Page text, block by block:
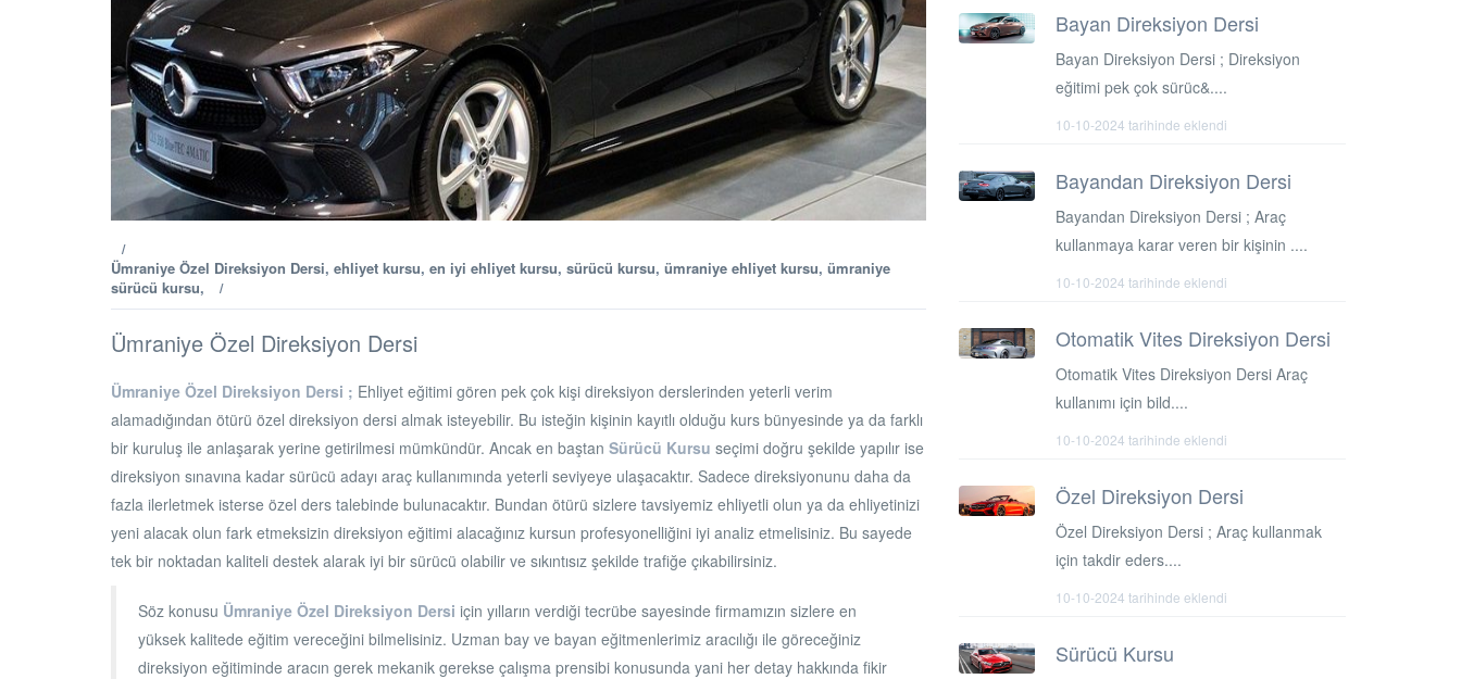
/
Ümraniye Özel Direksiyon Dersi, ehliyet kursu, en iyi ehliyet kursu, sürücü kursu, ümraniye ehliyet kursu, ümraniye
sürücü kursu, /
Ümraniye Özel Direksiyon Dersi
Ümraniye Özel Direksiyon Dersi ; Ehliyet eğitimi gören pek çok kişi direksiyon derslerinden yeterli verim
alamadığından ötürü özel direksiyon dersi almak isteyebilir. Bu isteğin kişinin kayıtlı olduğu kurs bünyesinde ya da farklı
bir kuruluş ile anlaşarak yerine getirilmesi mümkündür. Ancak en baştan Sürücü Kursu seçimi doğru şekilde yapılır ise
direksiyon sınavına kadar sürücü adayı araç kullanımında yeterli seviyeye ulaşacaktır. Sadece direksiyonunu daha da
fazla ilerletmek isterse özel ders talebinde bulunacaktır. Bundan ötürü sizlere tavsiyemiz ehliyetli olun ya da ehliyetinizi
yeni alacak olun fark etmeksizin direksiyon eğitimi alacağınız kursun profesyonelliğini iyi analiz etmelisiniz. Bu sayede
tek bir noktadan kaliteli destek alarak iyi bir sürücü olabilir ve sıkıntısız şekilde trafiğe çıkabilirsiniz.
Söz konusu Ümraniye Özel Direksiyon Dersi için yılların verdiği tecrübe sayesinde firmamızın sizlere en
yüksek kalitede eğitim vereceğini bilmelisiniz. Uzman bay ve bayan eğitmenlerimiz aracılığı ile göreceğiniz
direksiyon eğitiminde aracın gerek mekanik gerekse çalışma prensibi konusunda yani her detay hakkında fikir
Bayan Direksiyon Dersi
Bayan Direksiyon Dersi ; Direksiyon
eğitimi pek çok sürüc&....
10-10-2024 tarihinde eklendi
Bayandan Direksiyon Dersi
Bayandan Direksiyon Dersi ; Araç
kullanmaya karar veren bir kişinin ....
10-10-2024 tarihinde eklendi
Otomatik Vites Direksiyon Dersi
Otomatik Vites Direksiyon Dersi Araç
kullanımı için bild....
10-10-2024 tarihinde eklendi
Özel Direksiyon Dersi
Özel Direksiyon Dersi ; Araç kullanmak
için takdir eders....
10-10-2024 tarihinde eklendi
Sürücü Kursu